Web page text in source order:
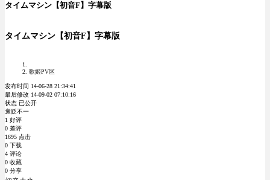
タイムマシン【初音F】字幕版
タイムマシン【初音F】字幕版
歌姬PV区
发布时间 14-06-28 21:34:41
最后修改 14-09-02 07:10:16
状态 已公开
褒贬不一
1 好评
0 差评
1695 点击
0 下载
4 评论
0 收藏
0 分享